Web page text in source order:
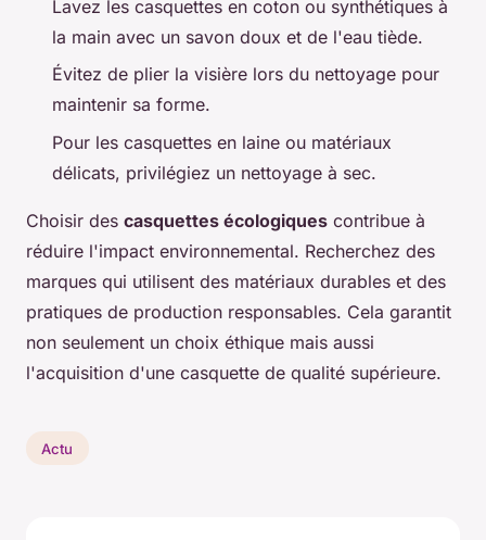
Lavez les casquettes en coton ou synthétiques à
la main avec un savon doux et de l'eau tiède.
Évitez de plier la visière lors du nettoyage pour
maintenir sa forme.
Pour les casquettes en laine ou matériaux
délicats, privilégiez un nettoyage à sec.
Choisir des casquettes écologiques contribue à
réduire l'impact environnemental. Recherchez des
marques qui utilisent des matériaux durables et des
pratiques de production responsables. Cela garantit
non seulement un choix éthique mais aussi
l'acquisition d'une casquette de qualité supérieure.
Actu